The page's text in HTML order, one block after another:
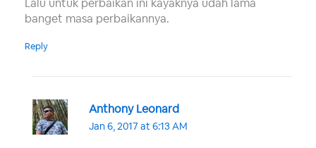
banget masa perbaikannya.
Reply
Anthony Leonard
Jan 6, 2017 at 6:13 AM